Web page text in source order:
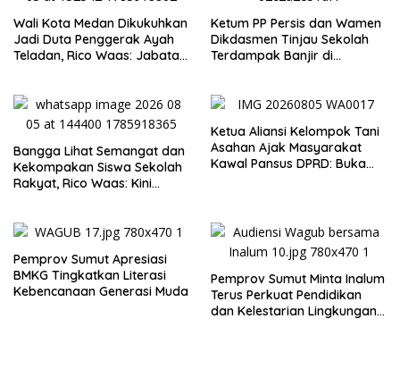
Wali Kota Medan Dikukuhkan
Jadi Duta Penggerak Ayah
Teladan, Rico Waas: Jabatan
Ketum PP Persis dan Wamen
Dikdasmen Tinjau Sekolah
Terdampak Banjir di
Bangga Lihat Semangat dan
Kekompakan Siswa Sekolah
Rakyat, Rico Waas: Kini
Ketua Aliansi Kelompok Tani
Asahan Ajak Masyarakat
Kawal Pansus DPRD: Buka
Pemprov Sumut Apresiasi
BMKG Tingkatkan Literasi
Kebencanaan Generasi Muda
Pemprov Sumut Minta Inalum
Terus Perkuat Pendidikan
dan Kelestarian Lingkungan